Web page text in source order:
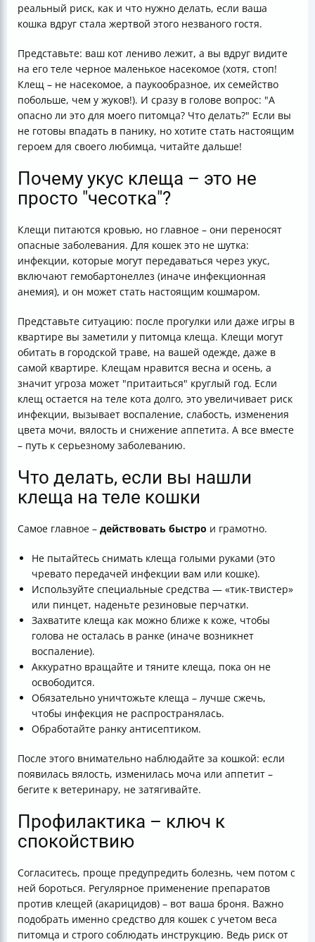
реальный риск, как и что нужно делать, если ваша
кошка вдруг стала жертвой этого незваного гостя.
Представьте: ваш кот лениво лежит, а вы вдруг видите
на его теле черное маленькое насекомое (хотя, стоп!
Клещ – не насекомое, а паукообразное, их семейство
побольше, чем у жуков!). И сразу в голове вопрос: "А
опасно ли это для моего питомца? Что делать?" Если вы
не готовы впадать в панику, но хотите стать настоящим
героем для своего любимца, читайте дальше!
Почему укус клеща – это не
просто "чесотка"?
Клещи питаются кровью, но главное – они переносят
опасные заболевания. Для кошек это не шутка:
инфекции, которые могут передаваться через укус,
включают гемобартонеллез (иначе инфекционная
анемия), и он может стать настоящим кошмаром.
Представьте ситуацию: после прогулки или даже игры в
квартире вы заметили у питомца клеща. Клещи могут
обитать в городской траве, на вашей одежде, даже в
самой квартире. Клещам нравится весна и осень, а
значит угроза может "притаиться" круглый год. Если
клещ остается на теле кота долго, это увеличивает риск
инфекции, вызывает воспаление, слабость, изменения
цвета мочи, вялость и снижение аппетита. А все вместе
– путь к серьезному заболеванию.
Что делать, если вы нашли
клеща на теле кошки
Самое главное – действовать быстро и грамотно.
Не пытайтесь снимать клеща голыми руками (это
чревато передачей инфекции вам или кошке).
Используйте специальные средства — «тик-твистер»
или пинцет, наденьте резиновые перчатки.
Захватите клеща как можно ближе к коже, чтобы
голова не осталась в ранке (иначе возникнет
воспаление).
Аккуратно вращайте и тяните клеща, пока он не
освободится.
Обязательно уничтожьте клеща – лучше сжечь,
чтобы инфекция не распространялась.
Обработайте ранку антисептиком.
После этого внимательно наблюдайте за кошкой: если
появилась вялость, изменилась моча или аппетит –
бегите к ветеринару, не затягивайте.
Профилактика – ключ к
спокойствию
Согласитесь, проще предупредить болезнь, чем потом с
ней бороться. Регулярное применение препаратов
против клещей (акарицидов) – вот ваша броня. Важно
подобрать именно средство для кошек с учетом веса
питомца и строго соблюдать инструкцию. Ведь риск от